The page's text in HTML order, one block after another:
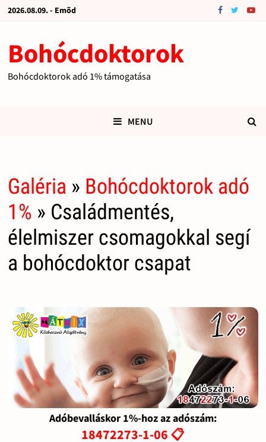
2026.08.09. - Emõd
Bohócdoktorok
Bohócdoktorok adó 1% támogatása
MENU
Galéria » Bohócdoktorok adó
1% » Családmentés,
élelmiszer csomagokkal segí
a bohócdoktor csapat
Adóbevalláskor 1%-hoz az adószám:
18472273-1-06 📋